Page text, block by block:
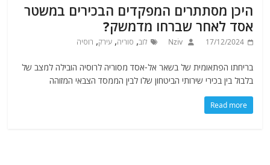
היכן מסתתרים המפקדים הבכירים במשטר
אסד לאחר שברחו מדמשק?
17/12/2024
Nziv לוב, סוריה,עירק, רוסיה
בריחתו הפתאומית של בשאר אל-אסד מסוריה לרוסיה הובילה למצב של
בלבול בין בכירי שירותי הביטחון שלו לבין הממסד הצבאי המזוהה
Read more